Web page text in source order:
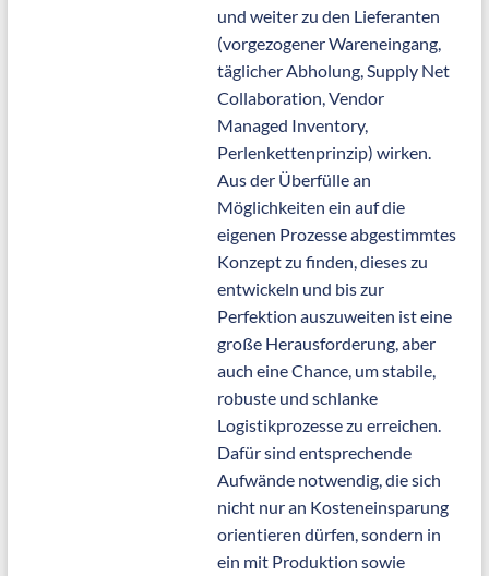
und weiter zu den Lieferanten
(vorgezogener Wareneingang,
täglicher Abholung, Supply Net
Collaboration, Vendor
Managed Inventory,
Perlenkettenprinzip) wirken.
Aus der Überfülle an
Möglichkeiten ein auf die
eigenen Prozesse abgestimmtes
Konzept zu finden, dieses zu
entwickeln und bis zur
Perfektion auszuweiten ist eine
große Herausforderung, aber
auch eine Chance, um stabile,
robuste und schlanke
Logistikprozesse zu erreichen.
Dafür sind entsprechende
Aufwände notwendig, die sich
nicht nur an Kosteneinsparung
orientieren dürfen, sondern in
ein mit Produktion sowie